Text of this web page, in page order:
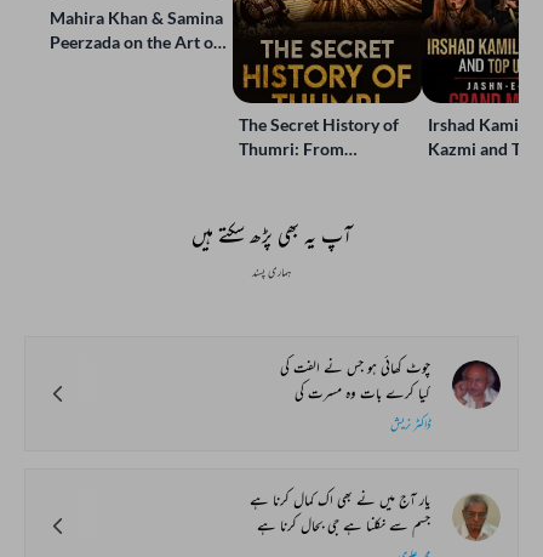
Mahira Khan & Samina
Peerzada on the Art of
The Secret History of
Thumri: From
Irshad Kamil,
Kazmi and
آپ یہ بھی پڑھ سکتے ہیں
ہماری پسند
چوٹ کھائی ہو جس نے الفت کی
کیا کرے بات وہ مسرت کی
ڈاکٹر نریش
یار آج میں نے بھی اک کمال کرنا ہے
جسم سے نکلنا ہے جی بحال کرنا ہے